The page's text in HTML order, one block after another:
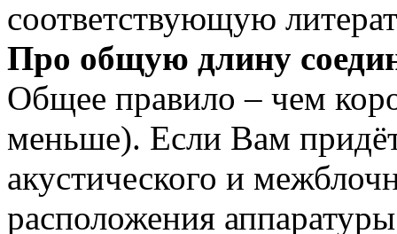
соответствующую
Про общую длину
Общее правило – чем
меньше). Если Вам
акустического и
расположения